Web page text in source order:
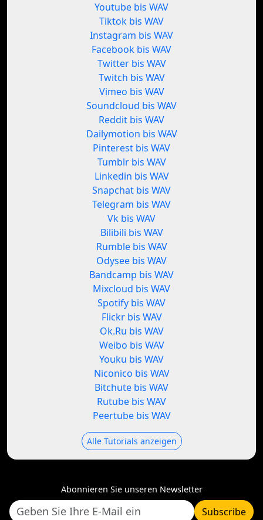
Youtube bis WAV
Tiktok bis WAV
Instagram bis WAV
Facebook bis WAV
Twitter bis WAV
Twitch bis WAV
Vimeo bis WAV
Soundcloud bis WAV
Reddit bis WAV
Dailymotion bis WAV
Pinterest bis WAV
Tumblr bis WAV
Linkedin bis WAV
Snapchat bis WAV
Telegram bis WAV
Vk bis WAV
Bilibili bis WAV
Rumble bis WAV
Odysee bis WAV
Bandcamp bis WAV
Mixcloud bis WAV
Spotify bis WAV
Flickr bis WAV
Ok.Ru bis WAV
Weibo bis WAV
Youku bis WAV
Niconico bis WAV
Bitchute bis WAV
Rutube bis WAV
Peertube bis WAV
Alle Tutorials anzeigen
Abonnieren Sie unseren Newsletter
Subscribe